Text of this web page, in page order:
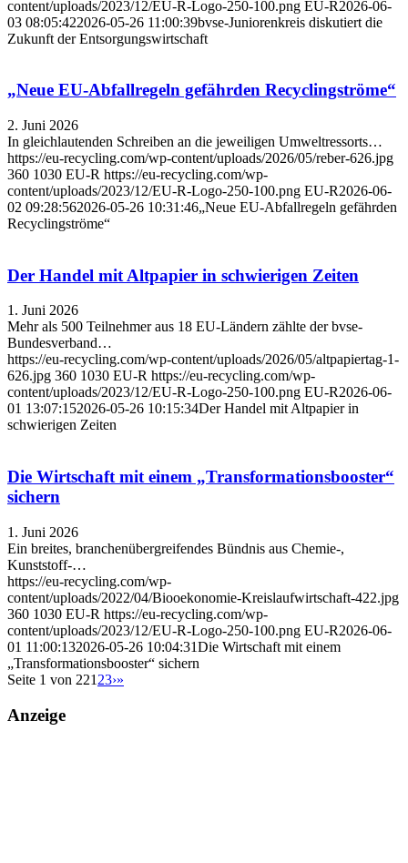
content/uploads/2023/12/EU-R-Logo-250-100.png EU-R2026-06-
03 08:05:422026-05-26 11:00:39bvse-Juniorenkreis diskutiert die
Zukunft der Entsorgungswirtschaft
„Neue EU-Abfallregeln gefährden Recyclingströme“
2. Juni 2026
In gleichlautenden Schreiben an die jeweiligen Umweltressorts…
https://eu-recycling.com/wp-content/uploads/2026/05/reber-626.jpg
360 1030 EU-R https://eu-recycling.com/wp-
content/uploads/2023/12/EU-R-Logo-250-100.png EU-R2026-06-
02 09:28:562026-05-26 10:31:46„Neue EU-Abfallregeln gefährden
Recyclingströme“
Der Handel mit Altpapier in schwierigen Zeiten
1. Juni 2026
Mehr als 500 Teilnehmer aus 18 EU-Ländern zählte der bvse-
Bundesverband…
https://eu-recycling.com/wp-content/uploads/2026/05/altpapiertag-1-
626.jpg 360 1030 EU-R https://eu-recycling.com/wp-
content/uploads/2023/12/EU-R-Logo-250-100.png EU-R2026-06-
01 13:07:152026-05-26 10:15:34Der Handel mit Altpapier in
schwierigen Zeiten
Die Wirtschaft mit einem „Transformations­booster“
sichern
1. Juni 2026
Ein breites, branchenübergreifendes Bündnis aus Chemie-,
Kunststoff-…
https://eu-recycling.com/wp-
content/uploads/2022/04/Biooekonomie-Kreislaufwirtschaft-422.jpg
360 1030 EU-R https://eu-recycling.com/wp-
content/uploads/2023/12/EU-R-Logo-250-100.png EU-R2026-06-
01 11:00:132026-05-26 10:04:31Die Wirtschaft mit einem
„Transformations­booster“ sichern
Seite 1 von 221 23›»
Anzeige